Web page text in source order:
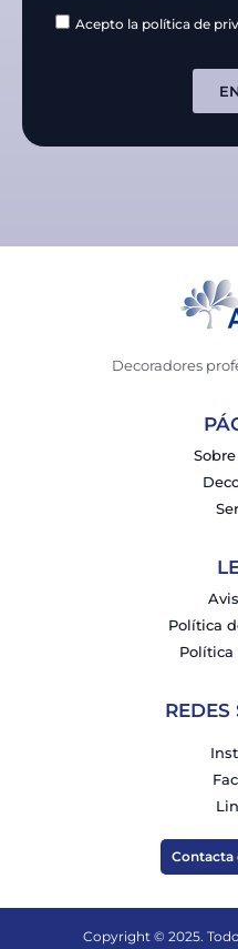
Acepto la política de
Decoradores
Política
Política
REDES
Contacta
Copyright © 2025.